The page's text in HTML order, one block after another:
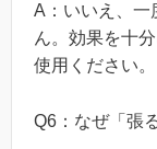
A：いいえ、一
ん。効果を十
使用ください。
Q6：なぜ「張